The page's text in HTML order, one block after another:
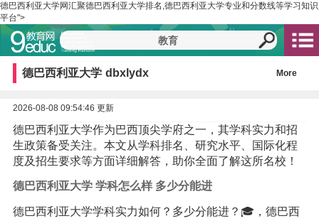
德巴西利亚大学网汇聚德巴西利亚大学排名,德巴西利亚大学专业和分数线等学习知识
平台">
德巴西利亚大学 dbxlydx More
2026-08-08 09:54:46 更新
德巴西利亚大学作为巴西顶尖学府之一，其学科实力和招
生政策备受关注。本文从学科排名、研究水平、国际化程
度及招生要求等方面详细解答，助你全面了解这所名校！
德巴西利亚大学 学科怎么样 多少分能进
德巴西利亚大学学科实力如何？多少分能进？🎓，德巴西